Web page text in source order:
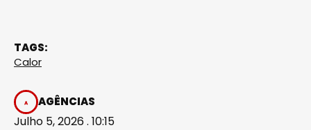
TAGS:
Calor
AGÊNCIAS
Julho 5, 2026 . 10:15